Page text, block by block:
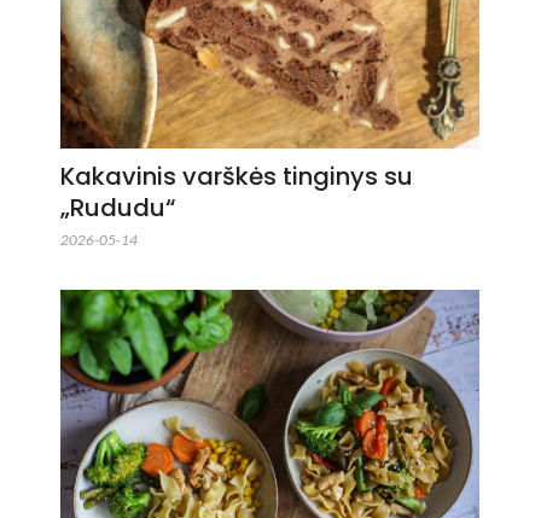
Kakavinis varškės tinginys su
„Rududu“
2026-05-14